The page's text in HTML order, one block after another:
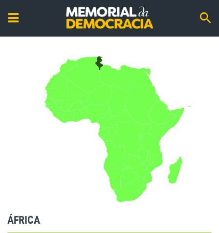
ÁFRICA